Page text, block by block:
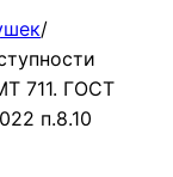
/
711. ГОСТ
п.8.10